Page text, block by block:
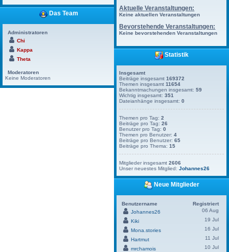
Das Team
Administratoren
Chi
Kappa
Theta
Moderatoren
Keine Moderatoren
Aktuelle Veranstaltungen:
Keine aktuellen Veranstaltungen
Bevorstehende Veranstaltungen:
Keine bevorstehenden Veranstaltungen
Statistik
Insgesamt
Beiträge insgesamt169372
Themen insgesamt11654
Bekanntmachungen insgesamt:59
Wichtig insgesamt:351
Dateianhänge insgesamt:0
Themen pro Tag:2
Beiträge pro Tag:26
Benutzer pro Tag:0
Themen pro Benutzer:4
Beiträge pro Benutzer:65
Beiträge pro Thema:15
Mitglieder insgesamt2606
Unser neuestes Mitglied:Johannes26
Neue Mitglieder
Benutzername
Registriert
Johannes26
06 Aug
Kiki
19 Jul
Mona.stories
16 Jul
Hartmut
11 Jul
mrchamois
10 Jul